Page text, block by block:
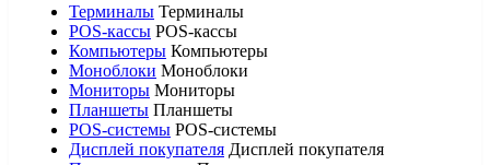
Терминалы Терминалы
POS-кассы POS-кассы
Компьютеры Компьютеры
Моноблоки Моноблоки
Мониторы Мониторы
Планшеты Планшеты
POS-системы POS-системы
Дисплей покупателя Дисплей покупателя